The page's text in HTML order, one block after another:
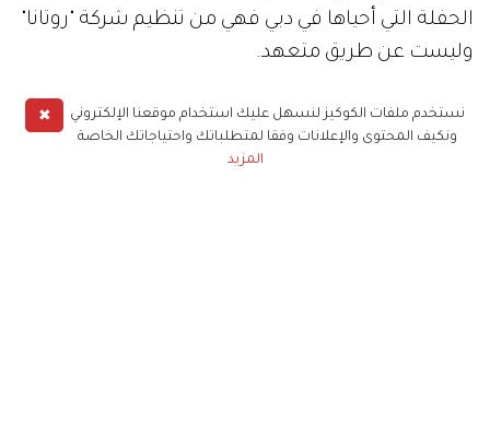
الحفلة التي أحياها في دبي فهي من تنظيم شركة "روتانا"
وليست عن طريق متعهد.
ماجد المهندس مشاهير ✖
نستخدم ملفات الكوكيز لنسهل عليك استخدام موقعنا الإلكتروني
ونكيف المحتوى والإعلانات وفقا لمتطلباتك واحتياجاتك الخاصة
المزيد